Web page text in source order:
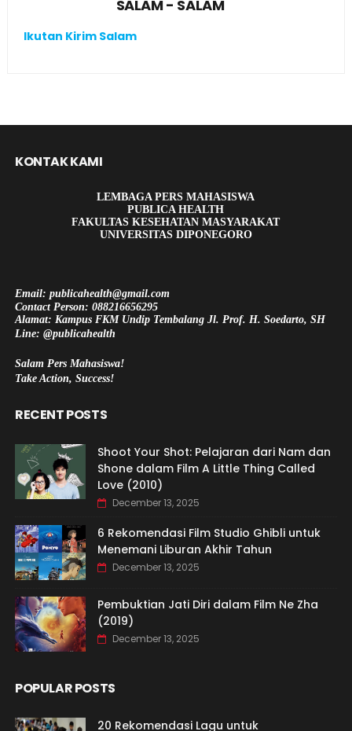
SALAM - SALAM
Ikutan Kirim Salam
KONTAK KAMI
LEMBAGA PERS MAHASISWA
PUBLICA HEALTH
FAKULTAS KESEHATAN MASYARAKAT
UNIVERSITAS DIPONEGORO
Email: publicahealth@gmail.com
Contact Person: 088216656295
Alamat: Kampus FKM Undip Tembalang Jl. Prof. H. Soedarto, SH
Line: @publicahealth
Salam Pers Mahasiswa!
Take Action, Success!
RECENT POSTS
Shoot Your Shot: Pelajaran dari Nam dan
Shone dalam Film A Little Thing Called
Love (2010)
December 13, 2025
6 Rekomendasi Film Studio Ghibli untuk
Menemani Liburan Akhir Tahun
December 13, 2025
Pembuktian Jati Diri dalam Film Ne Zha
(2019)
December 13, 2025
POPULAR POSTS
20 Rekomendasi Lagu untuk